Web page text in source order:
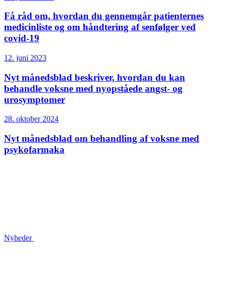
Få råd om, hvordan du gennemgår patienternes
medicinliste og om håndtering af senfølger ved
covid-19
12. juni 2023
Nyt månedsblad beskriver, hvordan du kan
behandle voksne med nyopståede angst- og
urosymptomer
28. oktober 2024
Nyt månedsblad om behandling af voksne med
psykofarmaka
Nyheder